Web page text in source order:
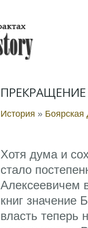
История » Боярская
Хотя дума и
стало
Алексеевичем
книг значение
власть теперь